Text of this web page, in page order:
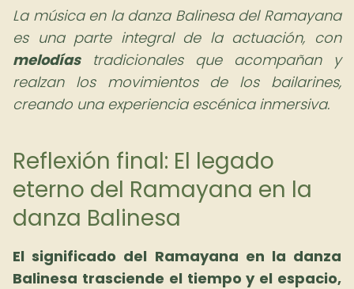
La música en la danza Balinesa del Ramayana
es una parte integral de la actuación, con
melodíastradicionales que acompañan y
realzan los movimientos de los bailarines,
creando una experiencia escénica inmersiva.
Reflexión final: El legado
eterno del Ramayana en la
danza Balinesa
El significado del Ramayana en la danza
Balinesa trasciende el tiempo y el espacio,